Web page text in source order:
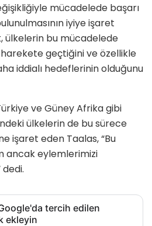
mücadelede başarı
iyiye işaret
ülkelerin bu mücadelede
harekete geçtiğini ve özellikle
iddialı hedeflerinin olduğunu
ve Güney Afrika gibi
ülkelerin de bu sürece
işaret eden Taalas, “Bu
ancak eylemlerimizi
tercih edilen
ekleyin